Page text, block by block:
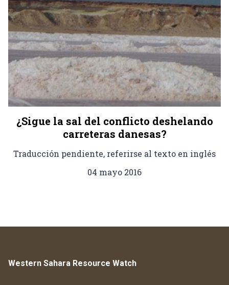
¿Sigue la sal del conflicto deshelando
carreteras danesas?
Traducción pendiente, referirse al texto en inglés
04 mayo 2016
Western Sahara Resource Watch